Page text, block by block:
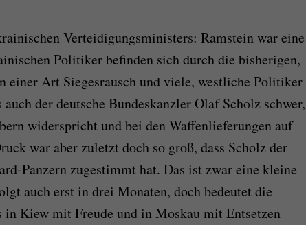
Verteidigungsministers: Ramstein war eine
Politiker befinden sich durch die bisherigen,
einer Art Siegesrausch und viele, westliche Politiker
auch der deutsche Bundeskanzler Olaf Scholz schwer,
widerspricht und bei den Waffenlieferungen auf
war aber zuletzt doch so groß, dass Scholz der
Panzern zugestimmt hat. Das ist zwar eine kleine
auch erst in drei Monaten, doch bedeutet die
Kiew mit Freude und in Moskau mit Entsetzen